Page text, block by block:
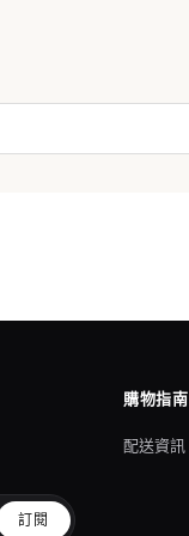
訂閱
購物指南
配送資訊